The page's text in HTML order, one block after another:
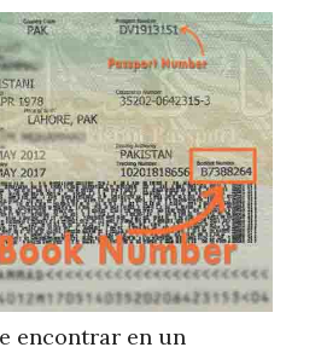
encontrar en un